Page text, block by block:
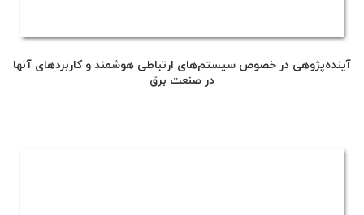
آینده‌پژوهی در خصوص سیستم‌های ارتباطی هوشمند و کاربردهای آنها
در صنعت برق